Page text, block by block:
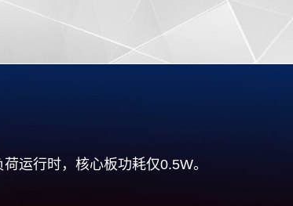
运行时，核心板功耗仅0.5W。